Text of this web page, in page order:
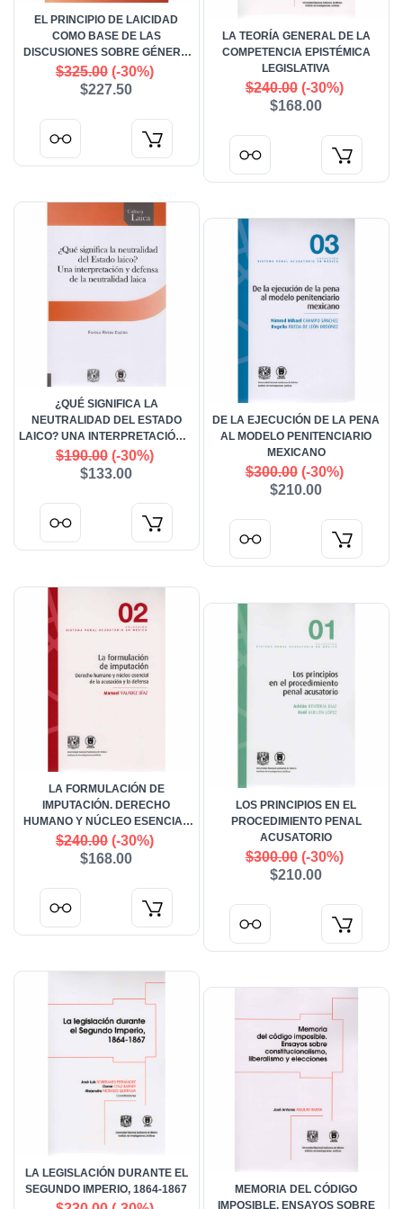
EL PRINCIPIO DE LAICIDAD
COMO BASE DE LAS
DISCUSIONES SOBRE GÉNERO
Y SEXUALIDAD
$325.00(-30%)
$227.50
LA TEORÍA GENERAL DE LA
COMPETENCIA EPISTÉMICA
LEGISLATIVA
$240.00(-30%)
$168.00
¿QUÉ SIGNIFICA LA
NEUTRALIDAD DEL ESTADO
LAICO? UNA INTERPRETACIÓN Y
DEFENSA DE LA NEUTRALIDAD
LAICA
$190.00(-30%)
$133.00
DE LA EJECUCIÓN DE LA PENA
AL MODELO PENITENCIARIO
MEXICANO
$300.00(-30%)
$210.00
LA FORMULACIÓN DE
IMPUTACIÓN. DERECHO
HUMANO Y NÚCLEO ESENCIAL
DE LA ACUSACIÓN Y LA
DEFENSA
$240.00(-30%)
$168.00
LOS PRINCIPIOS EN EL
PROCEDIMIENTO PENAL
ACUSATORIO
$300.00(-30%)
$210.00
LA LEGISLACIÓN DURANTE EL
SEGUNDO IMPERIO, 1864-1867
MEMORIA DEL CÓDIGO
IMPOSIBLE. ENSAYOS SOBRE